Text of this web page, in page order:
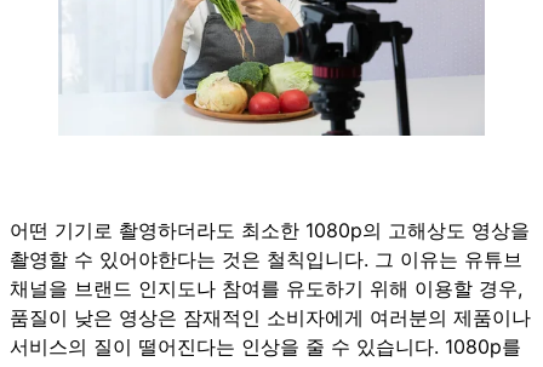
어떤 기기로 촬영하더라도 최소한 1080p의 고해상도 영상을
촬영할 수 있어야한다는 것은 철칙입니다. 그 이유는 유튜브
채널을 브랜드 인지도나 참여를 유도하기 위해 이용할 경우,
품질이 낮은 영상은 잠재적인 소비자에게 여러분의 제품이나
서비스의 질이 떨어진다는 인상을 줄 수 있습니다. 1080p를